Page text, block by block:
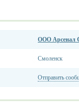
ООО Арсенал
Смоленск
Отправить